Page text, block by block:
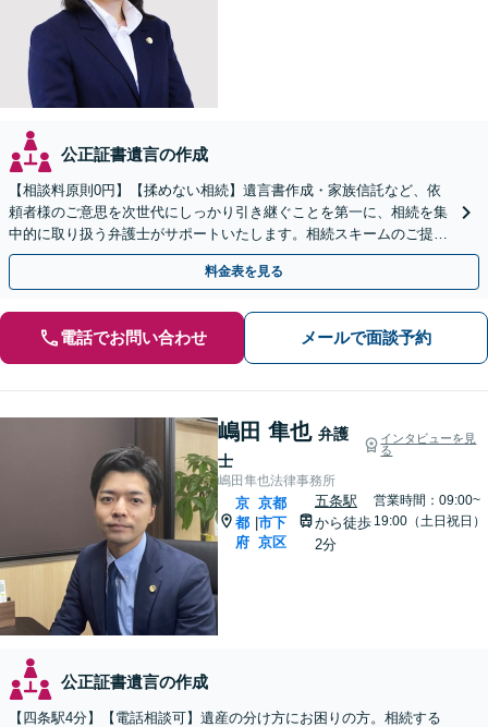
公正証書遺言の作成
【相談料原則0円】【揉めない相続】遺言書作成・家族信託など、依
頼者様のご意思を次世代にしっかり引き継ぐことを第一に、相続を集
中的に取り扱う弁護士がサポートいたします。相続スキームのご提案
から遺言執行まで責任を持って対応させていただきます。
料金表を見る
電話でお問い合わせ メールで面談予約
嶋田 隼也 弁護
士
インタビューを見
る
嶋田隼也法律事務所
京
都
府
京都
市下
京区
五条駅
から徒歩
2分
営業時間：09:00~
19:00（土日祝日）
公正証書遺言の作成
【四条駅4分】【電話相談可】遺産の分け方にお困りの方。相続する